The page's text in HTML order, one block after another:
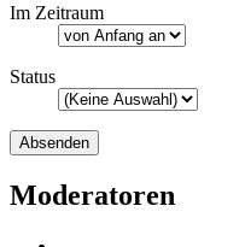
Im Zeitraum
Status
Moderatoren